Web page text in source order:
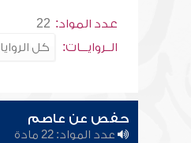
عدد المواد: 22
الــروايـــات:
حفص عن عاصم
عدد المواد: 22 مادة